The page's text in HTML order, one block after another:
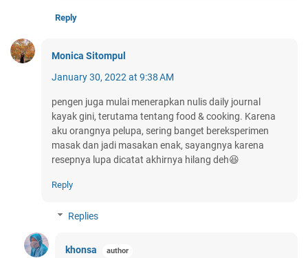
Reply
Monica Sitompul
January 30, 2022 at 9:38 AM
pengen juga mulai menerapkan nulis daily journal
kayak gini, terutama tentang food & cooking. Karena
aku orangnya pelupa, sering banget bereksperimen
masak dan jadi masakan enak, sayangnya karena
resepnya lupa dicatat akhirnya hilang deh😆
Reply
Replies
khonsa